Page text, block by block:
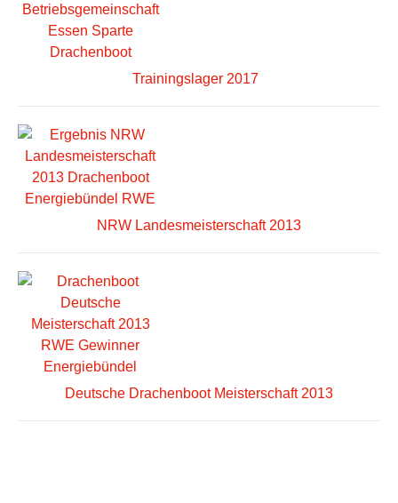
Trainingslager 2017
NRW Landesmeisterschaft 2013
Deutsche Drachenboot Meisterschaft 2013